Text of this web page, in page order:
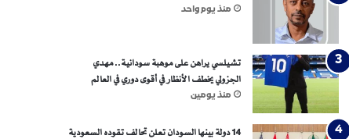
منذ يوم واحد
تشيلسي يراهن على موهبة سودانية.. مهدي
الجزولي يخطف الأنظار في أقوى دوري في العالم
منذ يومين
14 دولة بينها السودان تعلن تحالف تقوده السعودية